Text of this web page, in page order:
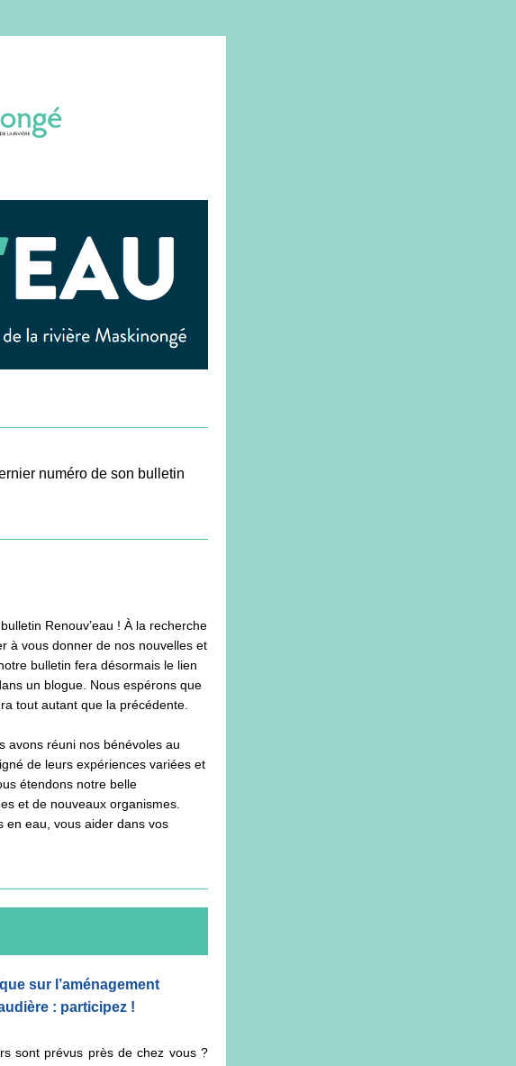
numéro de son bulletin
Renouv’eau ! À la recherche
à vous donner de nos nouvelles et
bulletin fera désormais le lien
un blogue. Nous espérons que
tout autant que la précédente.
avons réuni nos bénévoles au
de leurs expériences variées et
étendons notre belle
et de nouveaux organismes.
en eau, vous aider dans vos
sur l’aménagement
: participez !
sont prévus près de chez vous ?